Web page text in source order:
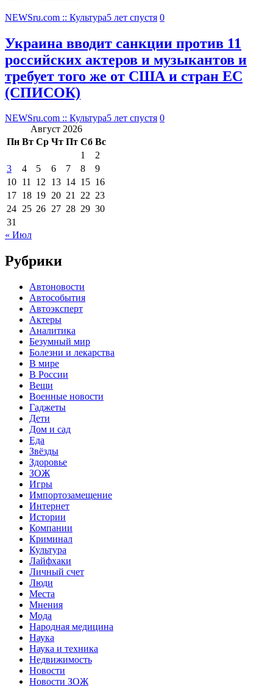
NEWSru.com :: Культура5 лет спустя 0
Украина вводит санкции против 11
российских актеров и музыкантов и
требует того же от США и стран ЕС
(СПИСОК)
NEWSru.com :: Культура5 лет спустя 0
Август 2026
Пн Вт Ср Чт Пт Сб Вс
1
2
3
4 5 6 7 8
9
10 11 12 13 14 15 16
17 18 19 20 21 22 23
24 25 26 27 28 29 30
31
« Июл
Рубрики
Автоновости
Автособытия
Автоэксперт
Актеры
Аналитика
Безумный мир
Болезни и лекарства
В мире
В России
Вещи
Военные новости
Гаджеты
Дети
Дом и сад
Еда
Звёзды
Здоровье
ЗОЖ
Игры
Импортозамещение
Интернет
Истории
Компании
Криминал
Культура
Лайфхаки
Личный счет
Люди
Места
Мнения
Мода
Народная медицина
Наука
Наука и техника
Недвижимость
Новости
Новости ЗОЖ